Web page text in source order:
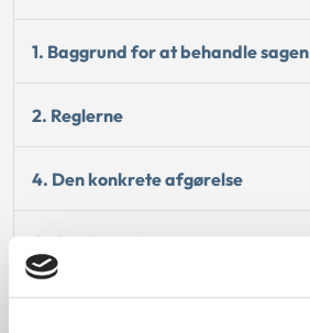
1. Baggrund for at behandle sagen
2. Reglerne
4. Den konkrete afgørelse
Oplysninger i sagen